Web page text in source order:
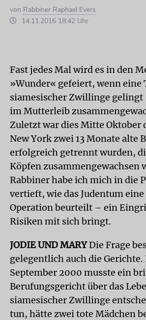
von Rabbiner Raphael Evers
14.11.2016 18:42 Uhr
Fast jedes Mal wird es in den
»Wunder« gefeiert, wenn eine
siamesischer Zwillinge gelingt
im Mutterleib
Zuletzt war dies Mitte Oktober
New York zwei 13 Monate alte
erfolgreich getrennt wurden,
Köpfen zusammengewachsen
Rabbiner habe ich mich in die
vertieft, wie das Judentum eine
Operation beurteilt – ein
Risiken mit sich bringt.
JODIE UND MARYDie Frage
gelegentlich auch die Gerichte.
September 2000 musste ein
Berufungsgericht über das
siamesischer Zwillinge
tun, hätte zwei tote Mädchen